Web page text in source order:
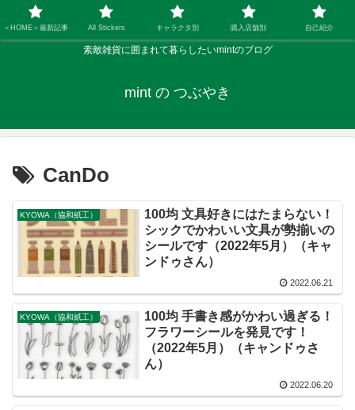
素敵雑貨に囲まれて暮らしたいmintのブログ
mint の つぶやき
CanDo
KYOWA（協和紙工）
100均 文具好きにはたまらない！
シックでかわいい文具が勢揃いの
シールです（2022年5月）（キャ
ンドゥさん）
2022.06.21
KYOWA（協和紙工）
100均 手書き感がかわい過ぎる！
フラワーシールを発見です！
（2022年5月）（キャンドゥさ
ん）
2022.06.20
＜HOME＞最新記事 All Stickers キャラクタ別 購入店舗別 自己紹介